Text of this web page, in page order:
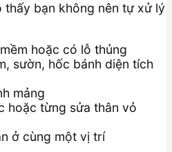
thấy bạn không nên tự xử lý
hoặc có lỗ thủng
sườn, hốc bánh diện tích
mảng
hoặc từng sửa thân vỏ
ở cùng một vị trí